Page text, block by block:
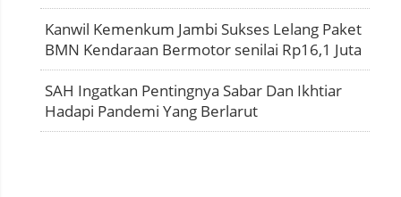
Kanwil Kemenkum Jambi Sukses Lelang Paket
BMN Kendaraan Bermotor senilai Rp16,1 Juta
SAH Ingatkan Pentingnya Sabar Dan Ikhtiar
Hadapi Pandemi Yang Berlarut